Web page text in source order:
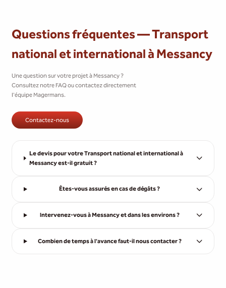
Questions fréquentes — Transport
national et international à Messancy
Une question sur votre projet à Messancy ?
Consultez notre FAQ ou contactez directement
l'équipe Magermans.
Contactez-nous
Le devis pour votre Transport national et international à
Messancy est-il gratuit ?
Êtes-vous assurés en cas de dégâts ?
Intervenez-vous à Messancy et dans les environs ?
Combien de temps à l'avance faut-il nous contacter ?